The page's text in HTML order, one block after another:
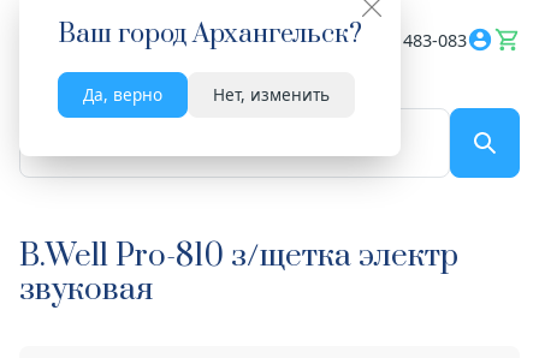
Ваш городАрхангельск?
Да, верно Нет, изменить
Весь сайт 8182 483-083
B.Well Pro-810 з/щетка электр
звуковая